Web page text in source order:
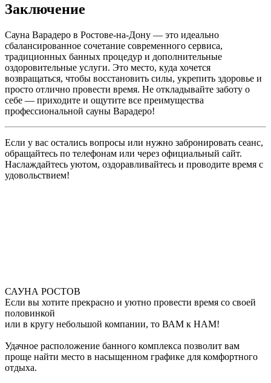
Заключение
Сауна Варадеро в Ростове-на-Дону — это идеально
сбалансированное сочетание современного сервиса,
традиционных банных процедур и дополнительные
оздоровительные услуги. Это место, куда хочется
возвращаться, чтобы восстановить силы, укрепить здоровье и
просто отлично провести время. Не откладывайте заботу о
себе — приходите и ощутите все преимущества
профессиональной сауны Варадеро!
Если у вас остались вопросы или нужно забронировать сеанс,
обращайтесь по телефонам или через официальный сайт.
Наслаждайтесь уютом, оздоравливайтесь и проводите время с
удовольствием!
САУНА РОСТОВ
Если вы хотите прекрасно и уютно провести время со своей
половинкой
или в кругу небольшой компании, то ВАМ к НАМ!
Удачное расположение банного комплекса позволит вам
проще найти место в насыщенном графике для комфортного
отдыха.